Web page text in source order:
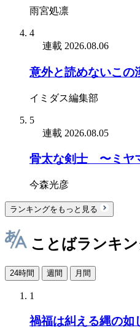
雨宮処凛
4
連載 2026.08.06
意外と読めないこの
イミダス編集部
5
連載 2026.08.05
骨太な剣士 〜ミヤ
今森光彦
ランキングをもっと見る
ことばランキ
24時間 週間 月間
1
禍福は糾える縄の如